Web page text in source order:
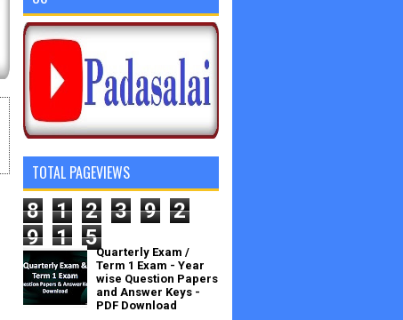
TOTAL PAGEVIEWS
8 1 2 3 9
2
9
1 5
Quarterly Exam /
Term 1 Exam - Year
wise Question Papers
and Answer Keys -
PDF Download